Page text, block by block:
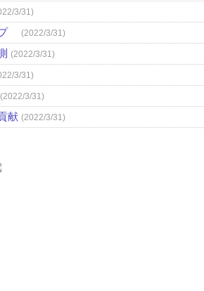
3/31)
(2022/3/31)
(2022/3/31)
3/31)
(2022/3/31)
献 (2022/3/31)